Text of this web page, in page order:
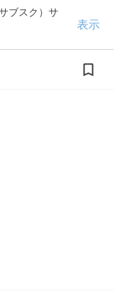
ブスク）サ
表示